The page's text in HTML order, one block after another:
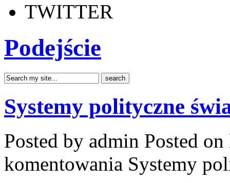
TWITTER
Podejście
Systemy polityczne
Posted by admin Posted
komentowania Systemy